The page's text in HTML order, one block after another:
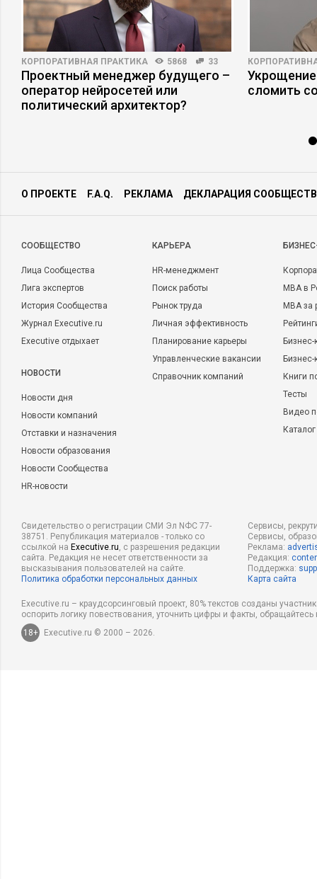
КОРПОРАТИВНАЯ ПРАКТИКА 5868 33
Проектный менеджер будущего –
оператор нейросетей или
политический архитектор?
сломить
О ПРОЕКТЕ F.A.Q. РЕКЛАМА ДЕКЛАРАЦИЯ
CООБЩЕСТВО
Лица Сообщества
Лига экспертов
История Сообщества
Журнал Executive.ru
Executive отдыхает
НОВОСТИ
Новости дня
Новости компаний
Отставки и назначения
Новости образования
Новости Сообщества
HR-новости
КАРЬЕРА
HR-менеджмент
Поиск работы
Рынок труда
Личная эффективность
Планирование карьеры
Управленческие вакансии
Справочник компаний
MBA в
MBA
Бизнес-
Книги
Тесты
Видео
Свидетельство о регистрации СМИ Эл NФС 77-
38751. Републикация материалов - только со
ссылкой на Executive.ru, с разрешения редакции
сайта. Редакция не несет ответственности за
высказывания пользователей на сайте.
Политика обработки персональных данных
Сервисы,
Сервисы,
Реклама:
Редакция:
Поддержка:
Карта сайта
Executive.ru – краудсорсинговый проект, 80% текстов созданы
оспорить логику повествования, уточнить цифры и факты,
18+
Executive.ru © 2000 – 2026.